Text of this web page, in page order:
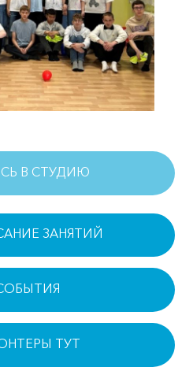
В СТУДИЮ
ЗАНЯТИЙ
ТУТ